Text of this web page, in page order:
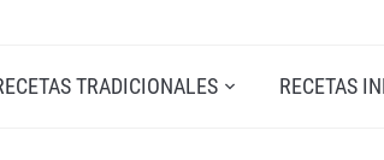
TRADICIONALES RECETAS